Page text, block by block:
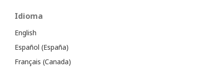
Idioma
English
Español (España)
Français (Canada)